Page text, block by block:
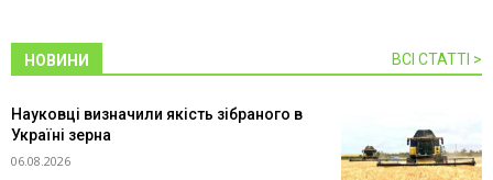
НОВИНИ ВСІ СТАТТІ >
Науковці визначили якість зібраного в
Україні зерна
06.08.2026